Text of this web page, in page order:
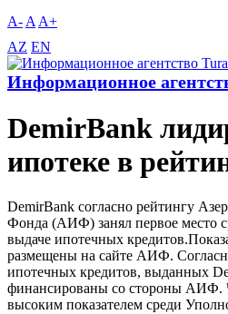
A- A A+
AZ EN
Информационное
DemirBank
ипотеке в
DemirBank согласно рейтингу
Фонда (АИФ) занял первое место
выдаче ипотечных
размещены на сайте АИФ.
ипотечных кредитов, выданных
финансированы со стороны АИФ.
высоким показателем среди